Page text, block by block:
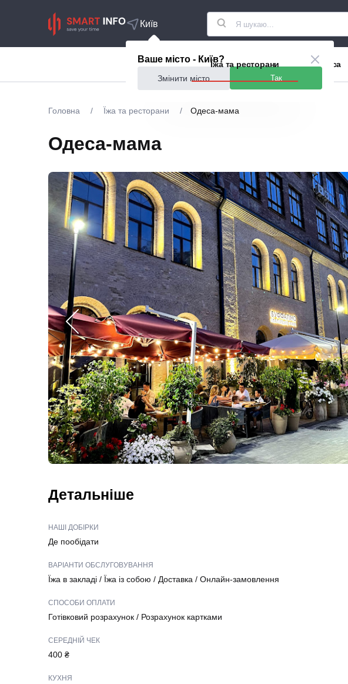
Київ
Ваше місто - Київ?
Змінити місто Так
Акції Їжа та ресторани Краса
Головна / Їжа та ресторани / Одеса-мама
Одеса-мама
Детальніше
НАШІ ДОБІРКИ
Де пообідати
ВАРІАНТИ ОБСЛУГОВУВАННЯ
Їжа в закладі / Їжа із собою / Доставка / Онлайн-замовлення
СПОСОБИ ОПЛАТИ
Готівковий розрахунок / Розрахунок картками
СЕРЕДНІЙ ЧЕК
400 ₴
КУХНЯ